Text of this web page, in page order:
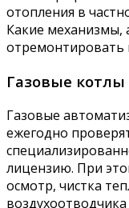
отопления в
Какие механизмы,
отремонтировать
Газовые котлы
Газовые
ежегодно
лицензию. При
осмотр, чистка